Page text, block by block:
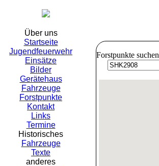
Über uns
Startseite
Jugendfeuerwehr
Einsätze
Bilder
Gerätehaus
Fahrzeuge
Forstpunkte
Kontakt
Links
Termine
Historisches
Fahrzeuge
Texte
anderes
Forstpunkte suchen